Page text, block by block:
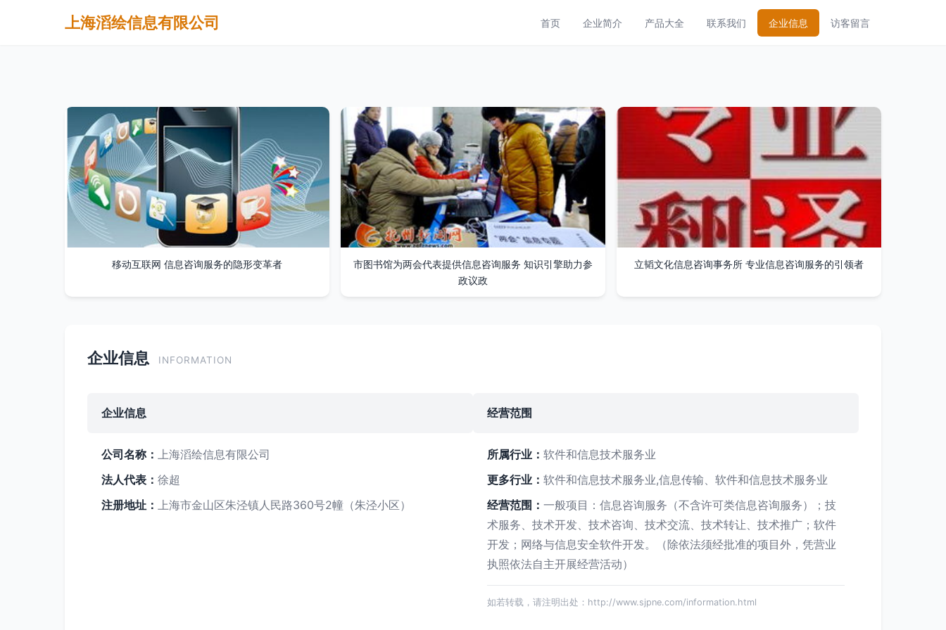
上海滔绘信息有限公司 首页 企业简介 产品大全 联系我们 企业信息 访客留言
移动互联网 信息咨询服务的隐形变革者
市图书馆为两会代表提供信息咨询服务 知识引擎助力参
政议政
立韬文化信息咨询事务所 专业信息咨询服务的引领者
企业信息 INFORMATION
企业信息 经营范围
公司名称： 上海滔绘信息有限公司
法人代表： 徐超
注册地址： 上海市金山区朱泾镇人民路360号2幢（朱泾小区）
所属行业： 软件和信息技术服务业
更多行业： 软件和信息技术服务业,信息传输、软件和信息技术服务业
经营范围： 一般项目：信息咨询服务（不含许可类信息咨询服务）；技
术服务、技术开发、技术咨询、技术交流、技术转让、技术推广；软件
开发；网络与信息安全软件开发。（除依法须经批准的项目外，凭营业
执照依法自主开展经营活动）
如若转载，请注明出处：http://www.sjpne.com/information.html